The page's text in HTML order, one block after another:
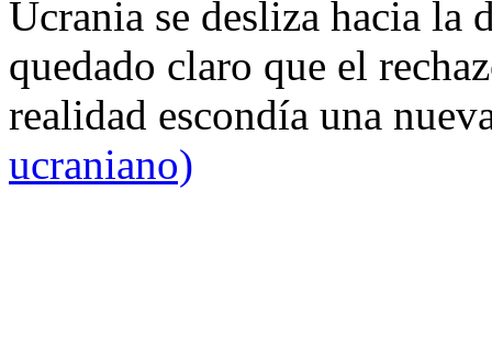
Ucrania se desliza hacia
quedado claro que el
realidad escondía una
ucraniano)